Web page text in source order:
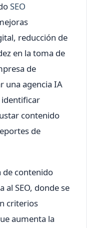
SEO
reducción de
en la toma de
de
una agencia IA
contenido
de
de contenido
SEO, donde se
criterios
aumenta la